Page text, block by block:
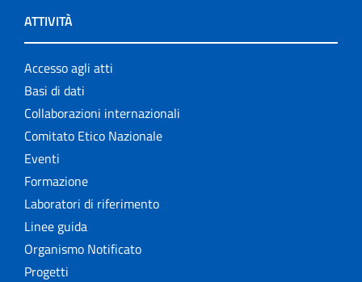
ATTIVITÀ
Accesso agli atti
Basi di dati
Collaborazioni internazionali
Comitato Etico Nazionale
Eventi
Formazione
Laboratori di riferimento
Linee guida
Organismo Notificato
Progetti